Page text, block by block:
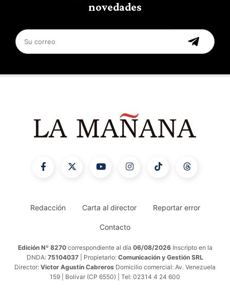
novedades
Redacción Carta al director Reportar error
Contacto
Edición Nº 8270 correspondiente al día 06/08/2026 Inscripto en la
DNDA: 75104037 | Propietario: Comunicación y Gestión SRL
Director: Victor Agustín Cabreros Domicilio comercial: Av. Venezuela
159 | Bolívar (CP 6550) | Tel: 02314 4 24 600